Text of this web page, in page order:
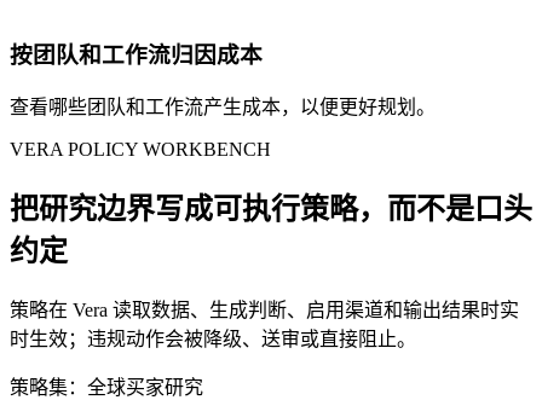
按团队和工作流归因成本
查看哪些团队和工作流产生成本，以便更好规划。
VERA POLICY WORKBENCH
把研究边界写成可执行策略，而不是口头
约定
策略在 Vera 读取数据、生成判断、启用渠道和输出结果时实
时生效；违规动作会被降级、送审或直接阻止。
策略集：全球买家研究